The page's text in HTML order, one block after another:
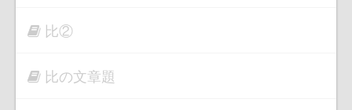
比②
比の文章題